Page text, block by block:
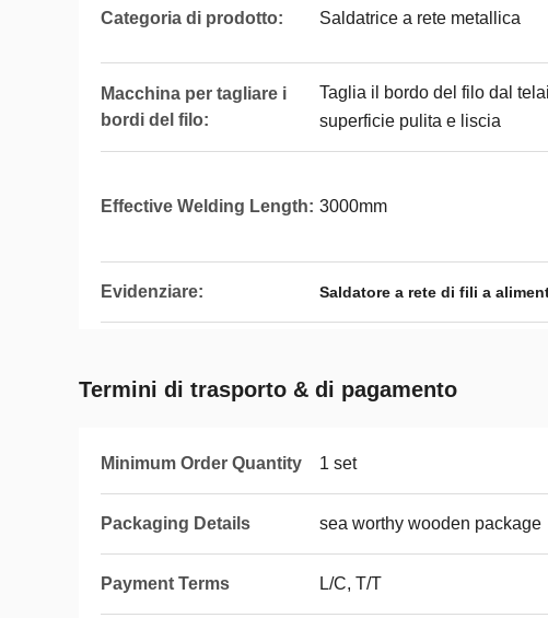
Categoria di prodotto: Saldatrice a rete metallica
Macchina per tagliare i
bordi del filo:
Taglia il bordo del filo dal
superficie pulita e liscia
Effective Welding Length: 3000mm
Evidenziare: Saldatore a rete di fili a
Termini di trasporto & di pagamento
Minimum Order Quantity 1 set
Packaging Details sea worthy wooden package
Payment Terms L/C, T/T